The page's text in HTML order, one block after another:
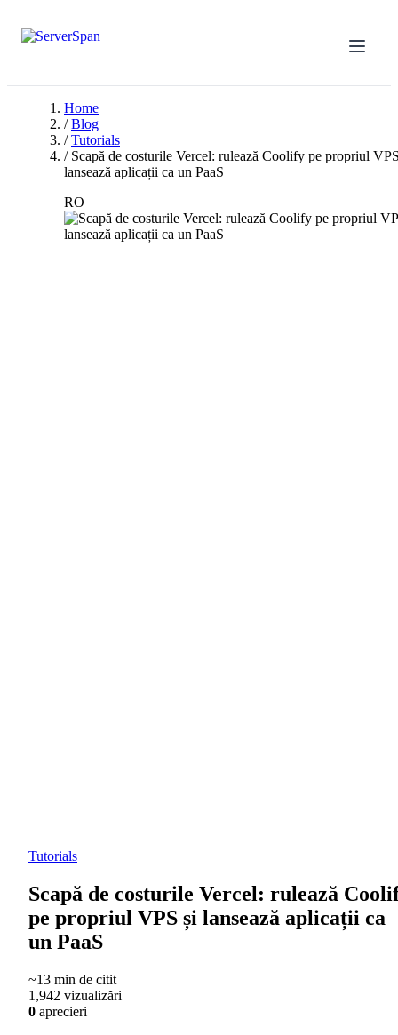
Home
/ Blog
/ Tutorials
/ Scapă de costurile Vercel: rulează Coolify pe propriul
lansează aplicații ca un PaaS
RO
Tutorials
Scapă de costurile Vercel: rulează
pe propriul VPS și lansează aplicații ca
un PaaS
~13 min de citit
1,942 vizualizări
0 aprecieri